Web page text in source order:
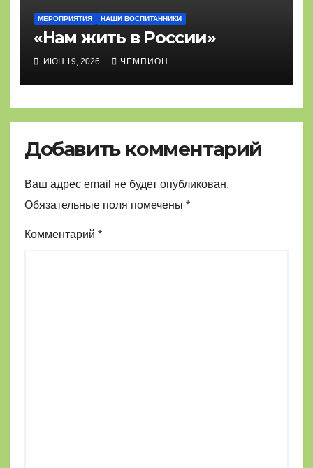
МЕРОПРИЯТИЯ НАШИ ВОСПИТАННИКИ
«Нам жить в России»
ИЮН 19, 2026 ЧЕМПИОН
Добавить комментарий
Ваш адрес email не будет опубликован.
Обязательные поля помечены *
Комментарий *